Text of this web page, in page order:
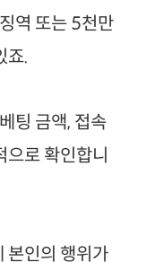
역 또는 5천만
죠.
팅 금액, 접속
로 확인합니
본인의 행위가